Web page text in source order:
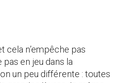
cela n’empêche pas
en jeu dans la
un peu différente : toutes